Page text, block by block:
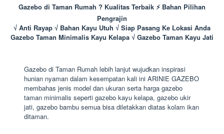
Gazebo di Taman Rumah ? Kualitas Terbaik ⚡ Bahan Pilihan
Pengrajin
√ Anti Rayap √ Bahan Kayu Utuh √ Siap Pasang Ke Lokasi Anda
Gazebo Taman Minimalis Kayu Kelapa √ Gazebo Taman Kayu Jati
Gazebo di Taman Rumah lebih lanjut wujudkan inspirasi
hunian nyaman dalam kesempatan kali ini ARINIE GAZEBO
membahas jenis model dan ukuran serta harga gazebo
taman minimalis seperti gazebo kayu kelapa, gazebo ukir
jati, gazebo bambu semua bisa diletakkan diatas kolam ikan
ditaman.